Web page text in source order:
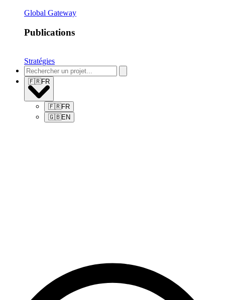
Global Gateway
Publications
Stratégies
🇫🇷FR
🇫🇷FR
🇬🇧EN